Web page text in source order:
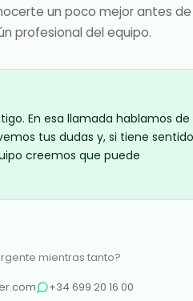
un poco mejor antes de
profesional del equipo.
En esa llamada hablamos de
tus dudas y, si tiene
creemos que puede
mientras tanto?
+34 699 20 16 00